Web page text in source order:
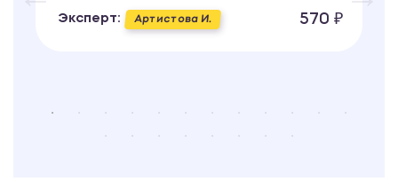
Эксперт: Артистова И. 570 ₽